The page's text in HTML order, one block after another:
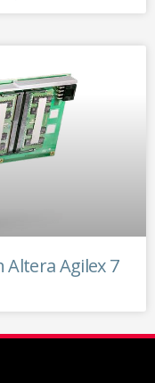
Altera Agilex 7